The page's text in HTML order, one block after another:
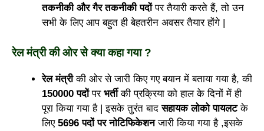
तकनीकी और गैर तकनीकी पदोंपर तैयारी करते हैं, तो उन
सभी के लिए आप बहुत ही बेहतरीन अवसर तैयार होंगे |
रेल मंत्री की ओर से क्या कहा गया ?
रेल मंत्रीकी ओर से जारी किए गए बयान में बताया गया है, की
150000 पदोंपर भर्तीकी प्रक्रिया को हाल के दिनों में ही
पूरा किया गया है | इसके तुरंत बादसहायक लोको पायलटके
लिए 5696 पदों पर नोटिफिकेशनजारी किया गया है ,इसके